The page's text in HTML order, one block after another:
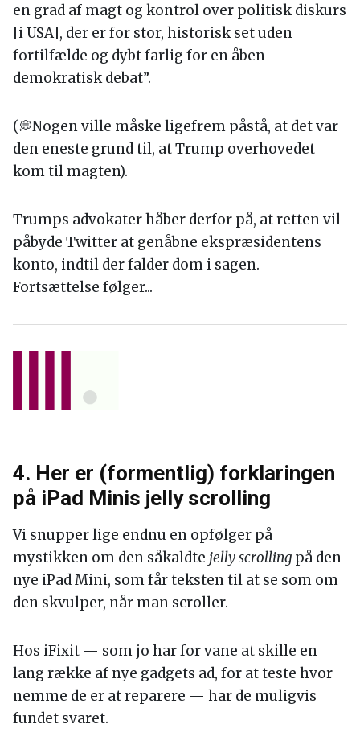
en grad af magt og kontrol over politisk diskurs
[i USA], der er for stor, historisk set uden
fortilfælde og dybt farlig for en åben
demokratisk debat”.
(💭Nogen ville måske ligefrem påstå, at det var
den eneste grund til, at Trump overhovedet
kom til magten).
Trumps advokater håber derfor på, at retten vil
påbyde Twitter at genåbne ekspræsidentens
konto, indtil der falder dom i sagen.
Fortsættelse følger...
4. Her er (formentlig) forklaringen
på iPad Minis jelly scrolling
Vi snupper lige endnu en opfølger på
mystikken om den såkaldte jelly scrolling på den
nye iPad Mini, som får teksten til at se som om
den skvulper, når man scroller.
Hos iFixit — som jo har for vane at skille en
lang række af nye gadgets ad, for at teste hvor
nemme de er at reparere — har de muligvis
fundet svaret.